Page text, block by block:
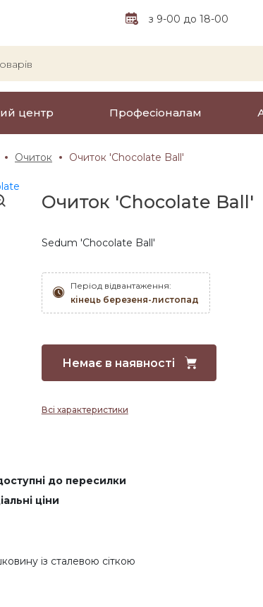
з 9-00 до 18-00
центр Професіоналам
Очиток Очиток 'Chocolate Ball'
Очиток 'Chocolate Ball'
Sedum 'Chocolate Ball'
Період відвантаження:
кінець березеня-листопад
Немає в наявності
Всі характеристики
до пересилки
ціни
із сталевою сіткою